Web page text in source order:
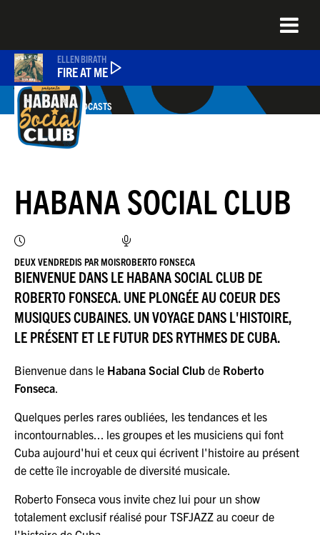
principal
ÉMISSIONS
QUEL ÉTAIT CE TITRE ?
JAZZENDA
JEU DU JOUR
ESPACEPREMIUM
ELLEN BIRATH
FIRE AT ME
TOUS LES PODCASTS
HABANA SOCIAL CLUB
DEUX VENDREDIS PAR MOISROBERTO FONSECA
BIENVENUE DANS LE HABANA SOCIAL CLUB DE
ROBERTO FONSECA. UNE PLONGÉE AU COEUR DES
MUSIQUES CUBAINES. UN VOYAGE DANS L'HISTOIRE,
LE PRÉSENT ET LE FUTUR DES RYTHMES DE CUBA.
Bienvenue dans le Habana Social Club de Roberto
Fonseca.
Quelques perles rares oubliées, les tendances et les
incontournables... les groupes et les musiciens qui font
Cuba aujourd'hui et ceux qui écrivent l'histoire au présent
de cette île incroyable de diversité musicale.
Roberto Fonseca vous invite chez lui pour un show
totalement exclusif réalisé pour TSFJAZZ au coeur de